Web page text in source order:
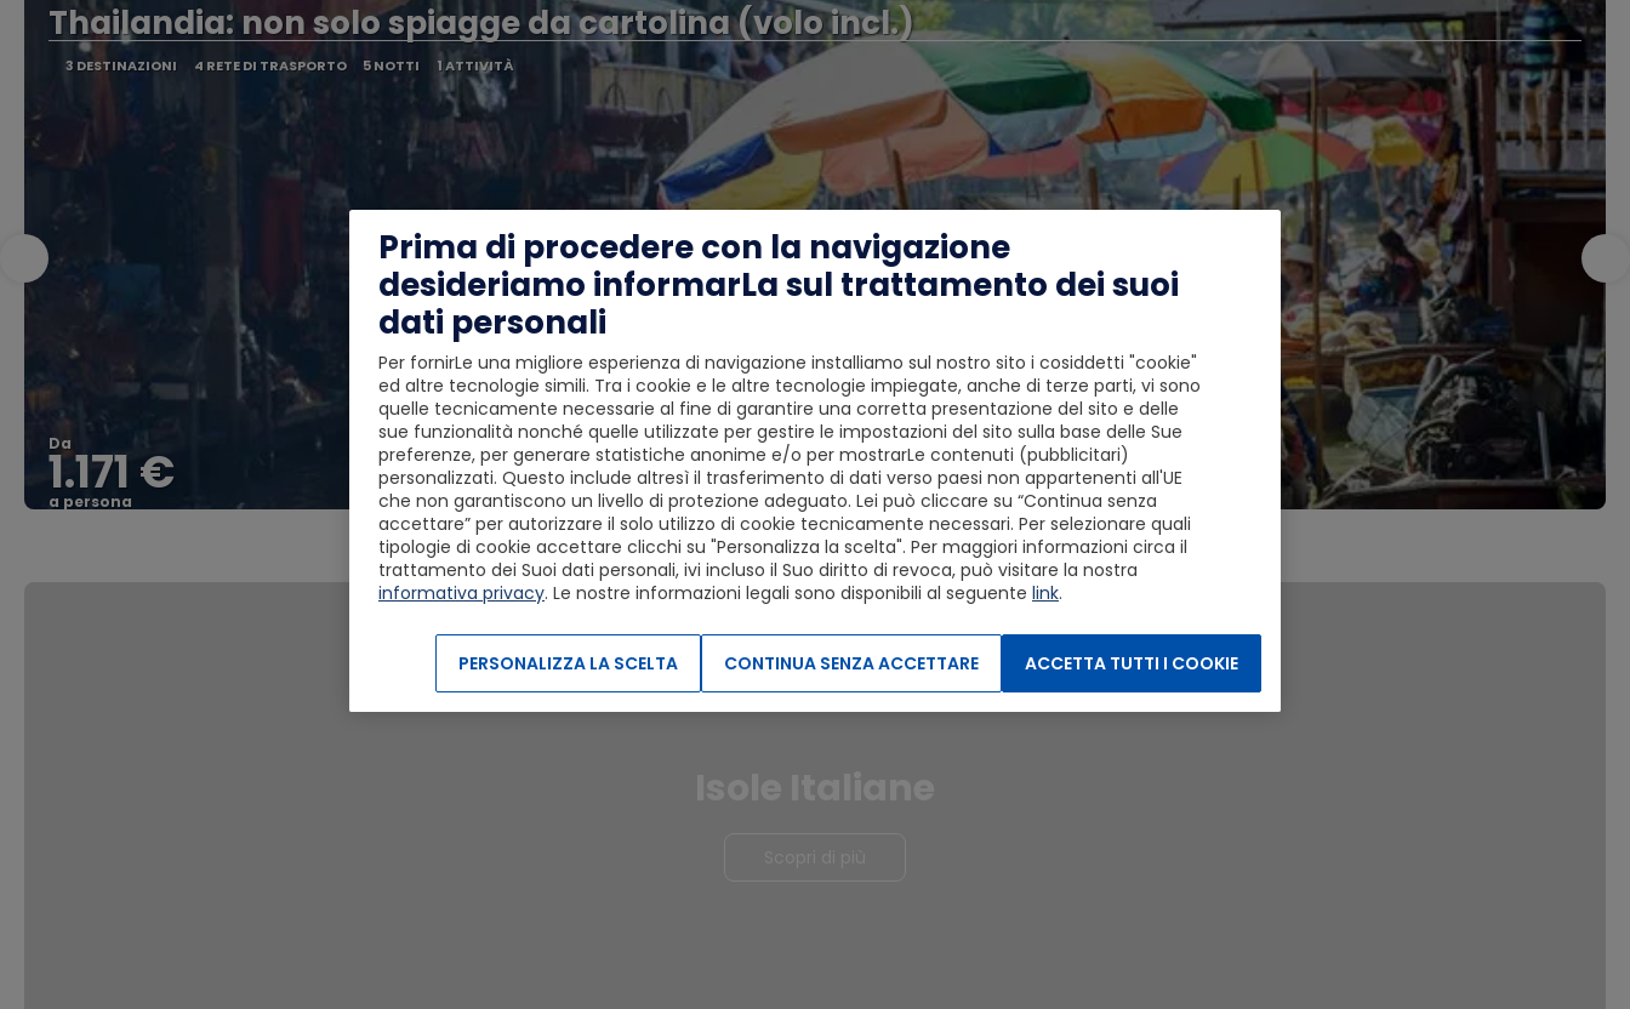
Thailandia: non solo spiagge da cartolina (volo incl.)
3 DESTINAZIONI 4 RETE DI TRASPORTO 5 NOTTI 1 ATTIVITÀ
Da
1.171 €
a persona
Scopri
Prima di procedere con la navigazione
desideriamo informarLa sul trattamento dei suoi
dati personali
Per fornirLe una migliore esperienza di navigazione installiamo sul nostro sito i cosiddetti "cookie"
ed altre tecnologie simili. Tra i cookie e le altre tecnologie impiegate, anche di terze parti, vi sono
quelle tecnicamente necessarie al fine di garantire una corretta presentazione del sito e delle
sue funzionalità nonché quelle utilizzate per gestire le impostazioni del sito sulla base delle Sue
preferenze, per generare statistiche anonime e/o per mostrarLe contenuti (pubblicitari)
personalizzati. Questo include altresì il trasferimento di dati verso paesi non appartenenti all'UE
che non garantiscono un livello di protezione adeguato. Lei può cliccare su “Continua senza
accettare” per autorizzare il solo utilizzo di cookie tecnicamente necessari. Per selezionare quali
tipologie di cookie accettare clicchi su "Personalizza la scelta". Per maggiori informazioni circa il
trattamento dei Suoi dati personali, ivi incluso il Suo diritto di revoca, può visitare la nostra
informativa privacy. Le nostre informazioni legali sono disponibili al seguente link.
ACCETTA TUTTI I COOKIE
CONTINUA SENZA ACCETTARE
PERSONALIZZA LA SCELTA